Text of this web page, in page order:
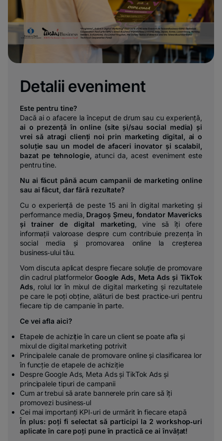
Detalii eveniment
Este pentru tine?
Dacă ai o afacere la început de drum sau cu experiență,
ai o prezență în online (site și/sau social media) și
vrei să atragi clienți noi prin marketing digital, ai o
soluție sau un model de afaceri inovator și scalabil,
bazat pe tehnologie, atunci da, acest eveniment este
pentru tine.
Nu ai făcut până acum campanii de marketing online
sau ai făcut, dar fără rezultate?
Cu o experiență de peste 15 ani în digital marketing și
performance media, Dragoș Șmeu, fondator Mavericks
și trainer de digital marketing , vine să îți ofere
informații valoroase despre cum contribuie prezența în
social media și promovarea online la creșterea
business‑ului tău.
Vom discuta aplicat despre fiecare soluție de promovare
din cadrul platformelorGoogle Ads, Meta Ads și TikTok
Ads , rolul lor în mixul de digital marketing și rezultatele
pe care le poți obține, alături de best practice‑uri pentru
fiecare tip de campanie în parte.
Ce vei afla aici?
Etapele de achiziție în care un client se poate afla și
mixul de digital marketing potrivit
Principalele canale de promovare online și clasificarea lor
în funcție de etapele de achiziție
Despre Google Ads, Meta Ads și TikTok Ads și
principalele tipuri de campanii
Cum ar trebui să arate bannerele prin care să îți
promovezi business‑ul
Cei mai importanți KPI‑uri de urmărit în fiecare etapă
În plus: poți fi selectat să participi la 2 workshop‑uri
aplicate în care poți pune în practică ce ai învățat!